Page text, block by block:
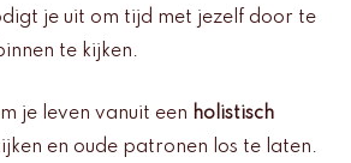
je uit om tijd met jezelf door te
te kijken.
je leven vanuit een holistisch
en oude patronen los te laten.